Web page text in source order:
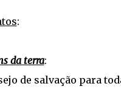
:
da terra:
de salvação para